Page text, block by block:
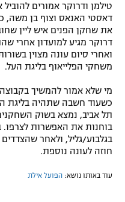
טילמן ודרוקר אמורים
דאסטי האנאס וצוף בן משה,
את שחקן הפנים איש ליין
דרוקר מגיע למועדון אחרי
ואחרי סיום עונה מצוין
משחקי הפלייאוף בליגת העל.
מי שלא אמור להמשיך
כשעוד חשבה שתהיה בליגת
תל אביב, נמצא בשוק
בוחנות את האפשרות לצרפו.
בגלבוע/גליל, ולאחר
חוזה לעונה נוספת.
עוד באותו נושא: הפועל אילת